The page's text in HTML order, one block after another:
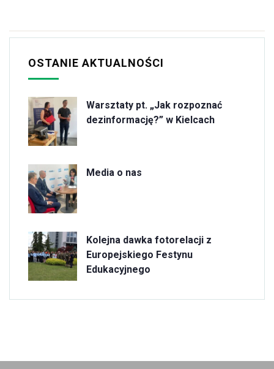
OSTANIE AKTUALNOŚCI
Warsztaty pt. „Jak rozpoznać
dezinformację?” w Kielcach
Media o nas
Kolejna dawka fotorelacji z
Europejskiego Festynu
Edukacyjnego